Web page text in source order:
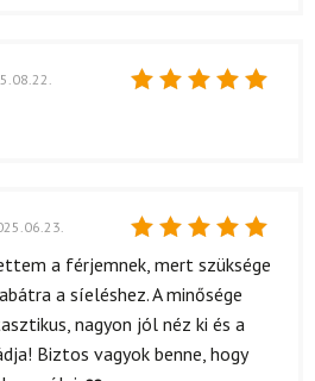
Értékelés:
/ 5
a férjemnek, mert szüksége
a síeléshez. A minősége
nagyon jól néz ki és a
Biztos vagyok benne, hogy